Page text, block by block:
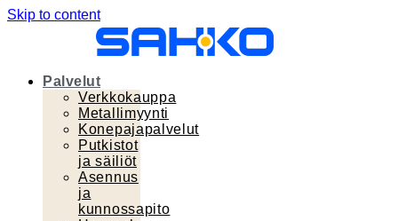
Skip to content
Palvelut
Verkkokauppa
Metallimyynti
Konepajapalvelut
Putkistot
ja säiliöt
Asennus
ja
kunnossapito